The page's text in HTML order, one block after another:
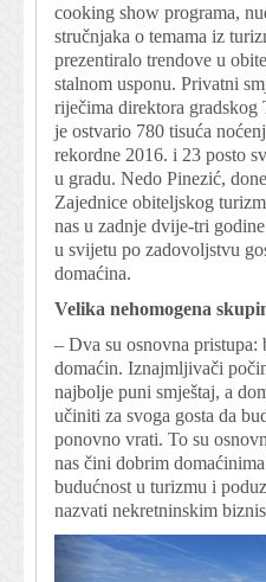
cooking show programa,
stručnjaka o temama iz
prezentiralo trendove u
stalnom usponu. Privatni
riječima direktora gradskog
je ostvario 780 tisuća
rekordne 2016. i 23 posto
u gradu. Nedo Pinezić,
Zajednice obiteljskog
nas u zadnje dvije-tri
u svijetu po zadovoljstvu
domaćina.
Velika nehomogena
– Dva su osnovna
domaćin. Iznajmljivači
najbolje puni smještaj, a
učiniti za svoga gosta da
ponovno vrati. To su
nas čini dobrim
budućnost u turizmu i
nazvati nekretninskim